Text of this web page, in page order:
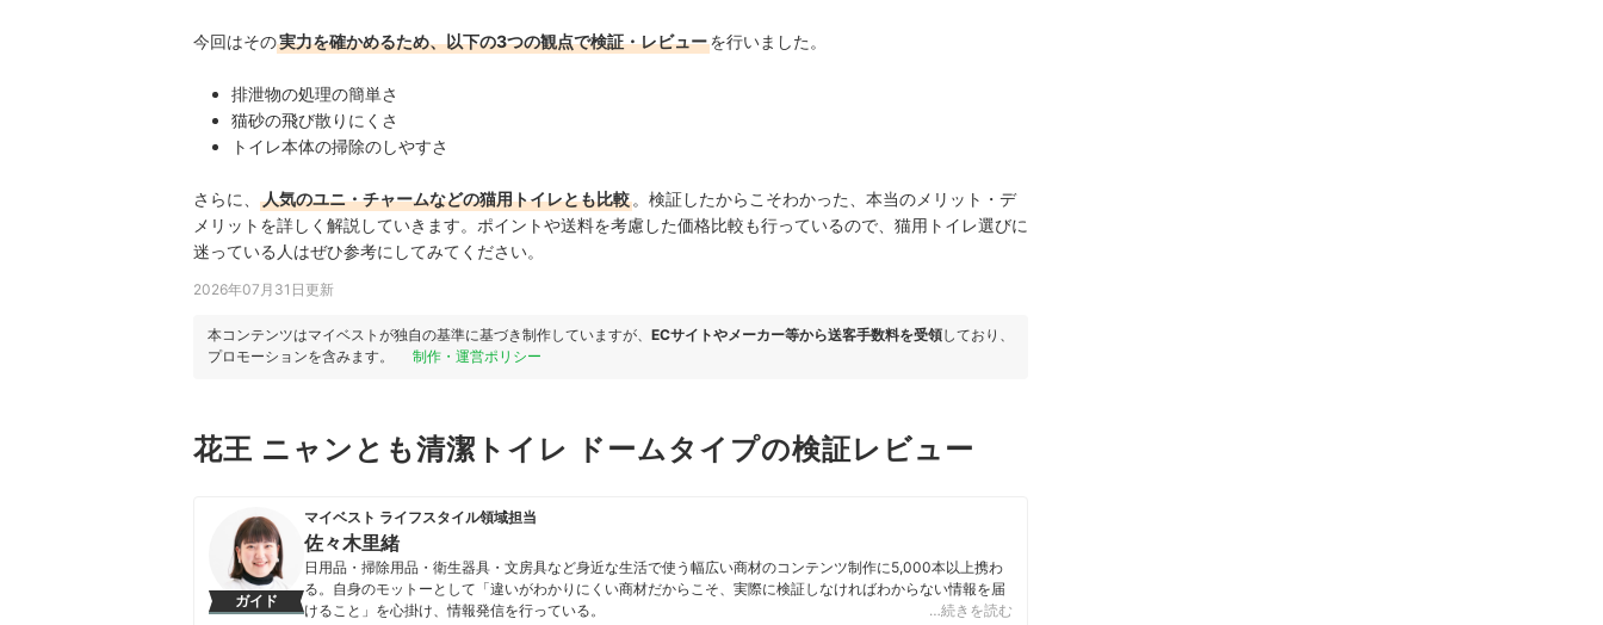
今回はその実力を確かめるため、以下の3つの観点で検証・レビューを行いました。
排泄物の処理の簡単さ
猫砂の飛び散りにくさ
トイレ本体の掃除のしやすさ
さらに、 人気のユニ・チャームなどの猫用トイレとも比較 。検証したからこそわかった、本当のメリット・デ
メリットを詳しく解説していきます。ポイントや送料を考慮した価格比較も行っているので、猫用トイレ選びに
迷っている人はぜひ参考にしてみてください。
2026年07月31日更新
本コンテンツはマイベストが独自の基準に基づき制作していますが、 ECサイトやメーカー等から送客手数料を受領しており、
プロモーションを含みます。
制作・運営ポリシー
花王 ニャンとも清潔トイレ ドームタイプの検証レビュー
ガイド
マイベスト ライフスタイル領域担当
佐々木里緒
日用品・掃除用品・衛生器具・文房具など身近な生活で使う幅広い商材のコンテンツ制作に5,000本以上携わ
る。自身のモットーとして「違いがわかりにくい商材だからこそ、実際に検証しなければわからない情報を届
けること」を心掛け、情報発信を行っている。
…続きを読む